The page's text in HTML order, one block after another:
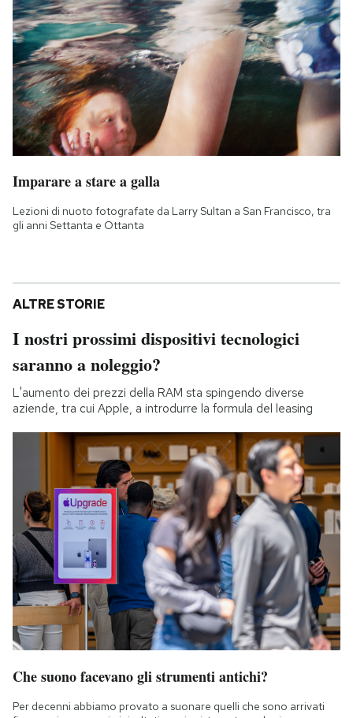
Imparare a stare a galla
Lezioni di nuoto fotografate da Larry Sultan a San Francisco, tra
gli anni Settanta e Ottanta
ALTRE STORIE
I nostri prossimi dispositivi tecnologici
saranno a noleggio?
L'aumento dei prezzi della RAM sta spingendo diverse
aziende, tra cui Apple, a introdurre la formula del leasing
Che suono facevano gli strumenti antichi?
Per decenni abbiamo provato a suonare quelli che sono arrivati